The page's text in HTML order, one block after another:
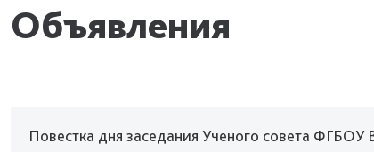
Объявления
Повестка дня заседания Ученого совета